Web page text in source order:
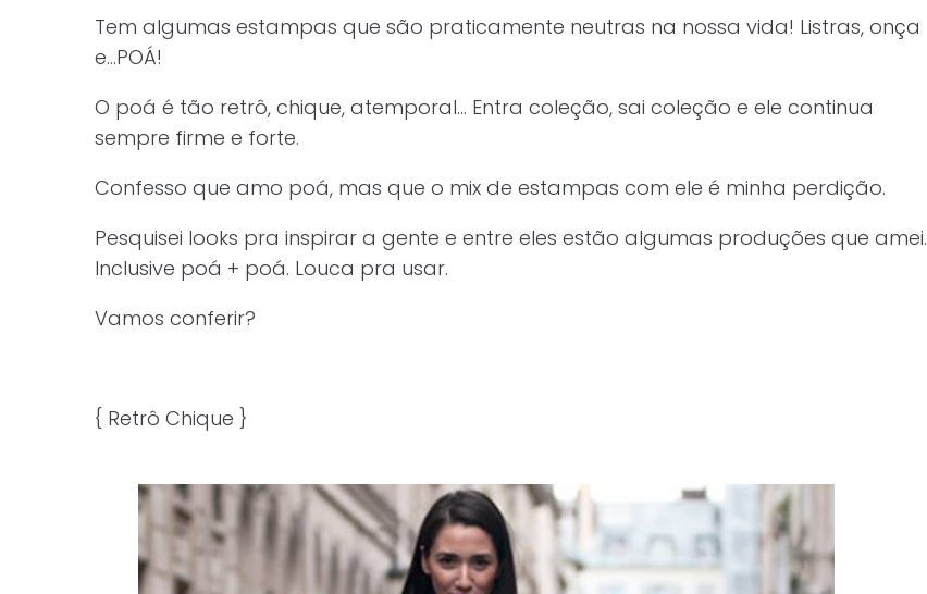
Tem algumas estampas que são praticamente neutras na nossa vida! Listras, onça
e…POÁ!
O poá é tão retrô, chique, atemporal… Entra coleção, sai coleção e ele continua
sempre firme e forte.
Confesso que amo poá, mas que o mix de estampas com ele é minha perdição.
Pesquisei looks pra inspirar a gente e entre eles estão algumas produções que amei.
Inclusive poá + poá. Louca pra usar.
Vamos conferir?
{ Retrô Chique }